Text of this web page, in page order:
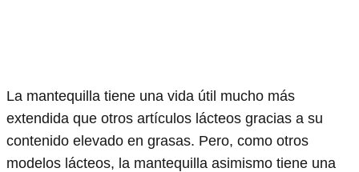
La mantequilla tiene una vida útil mucho más
extendida que otros artículos lácteos gracias a su
contenido elevado en grasas. Pero, como otros
modelos lácteos, la mantequilla asimismo tiene una